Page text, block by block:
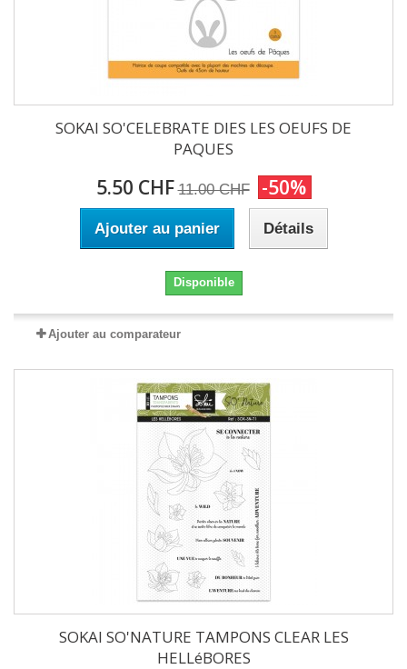
SOKAI SO'CELEBRATE DIES LES OEUFS DE
PAQUES
5.50 CHF 11.00 CHF -50%
Ajouter au panier Détails
Disponible
Ajouter au comparateur
SOKAI SO'NATURE TAMPONS CLEAR LES
HELLéBORES